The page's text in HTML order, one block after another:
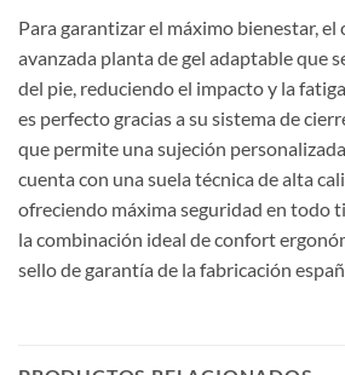
Para garantizar el máximo bienestar, el
avanzada planta de gel adaptable que
del pie, reduciendo el impacto y la
es perfecto gracias a su sistema de
que permite una sujeción
cuenta con una suela técnica de alta
ofreciendo máxima seguridad en todo
la combinación ideal de confort
sello de garantía de la fabricación